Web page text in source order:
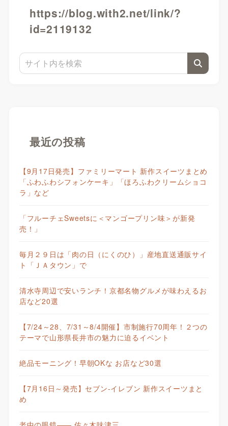
https://blog.with2.net/link/?
id=2119132
最近の投稿
【9月17日発売】ファミリーマート 新作スイーツまとめ
「ふわふわシフォンケーキ」「ほろふわクリームショコ
ラ」など
「フルーチェSweetsに＜マンゴープリン味＞が新発
売！」
毎月２９日は「肉の日（にくのひ）」産地直送通販サイ
ト「ＪＡタウン」で
清水寺周辺で安いランチ！京都名物グルメが味わえるお
店など20選
【7/24～28、7/31～8/4開催】市制施行70周年！２つの
テーマで山形県長井市の魅力に迫るイベント
絶品モーニング！早朝OKな お店など30選
【7月16日～発売】セブン-イレブン 新作スイーツまと
め